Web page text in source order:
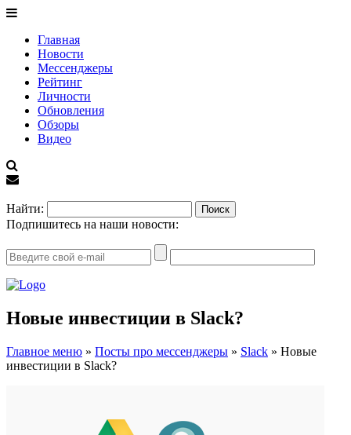
Главная
Новости
Мессенджеры
Рейтинг
Личности
Обновления
Обзоры
Видео
Найти:
Подпишитесь на наши новости:
Новые инвестиции в Slack?
Главное меню » Посты про мессенджеры » Slack » Новые
инвестиции в Slack?